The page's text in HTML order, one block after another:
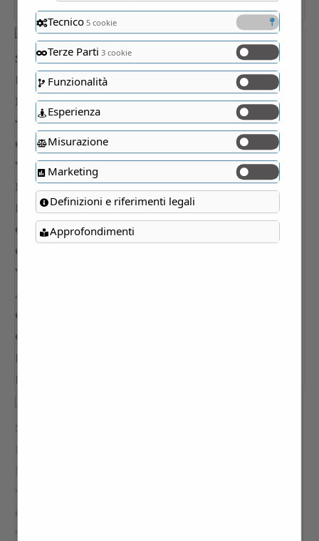
Tecnico5 cookie
Terze Parti 3 cookie
Funzionalità
Esperienza
Misurazione
Marketing
Definizioni e riferimenti legali
Approfondimenti